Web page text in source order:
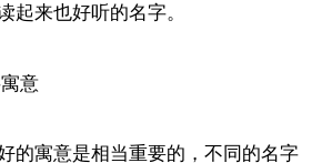
起来也好听的名字。
意
的寓意是相当重要的，不同的名字